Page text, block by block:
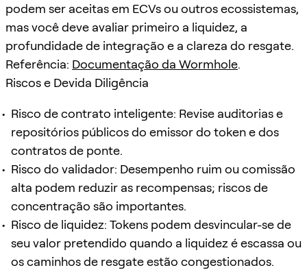
podem ser aceitas em ECVs ou outros ecossistemas,
mas você deve avaliar primeiro a liquidez, a
profundidade de integração e a clareza do resgate.
Referência: Documentação da Wormhole.
Riscos e Devida Diligência
Risco de contrato inteligente: Revise auditorias e
repositórios públicos do emissor do token e dos
contratos de ponte.
Risco do validador: Desempenho ruim ou comissão
alta podem reduzir as recompensas; riscos de
concentração são importantes.
Risco de liquidez: Tokens podem desvincular-se de
seu valor pretendido quando a liquidez é escassa ou
os caminhos de resgate estão congestionados.